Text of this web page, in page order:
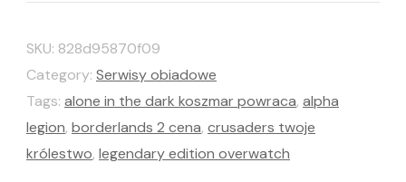
SKU: 828d95870f09
Category: Serwisy obiadowe
Tags: alone in the dark koszmar powraca, alpha
legion, borderlands 2 cena, crusaders twoje
królestwo, legendary edition overwatch